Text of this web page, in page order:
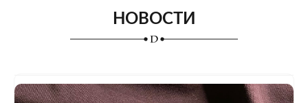
НОВОСТИ